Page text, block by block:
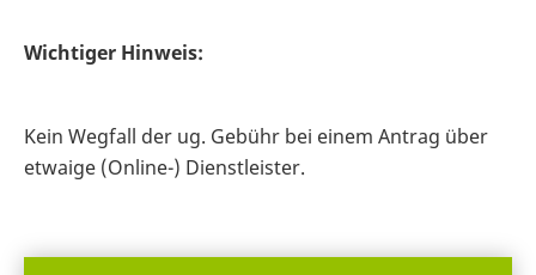
Wichtiger Hinweis:
Kein Wegfall der ug. Gebühr bei einem Antrag über
etwaige (Online-) Dienstleister.